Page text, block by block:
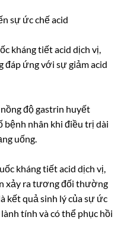
sự ức chế acid
kháng tiết acid dịch vị,
đáp ứng với sự giảm acid
độ gastrin huyết
bệnh nhân khi điều trị dài
uống.
kháng tiết acid dịch vị,
xảy ra tương đối thường
kết quả sinh lý của sự ức
tính và có thể phục hồi